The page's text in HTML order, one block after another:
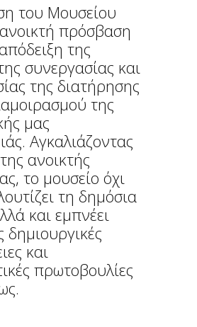
του Μουσείου
πρόσβαση
της
συνεργασίας και
της διατήρησης
της
μας
Αγκαλιάζοντας
ανοικτής
το μουσείο όχι
τη δημόσια
και εμπνέει
δημιουργικές
και
πρωτοβουλίες